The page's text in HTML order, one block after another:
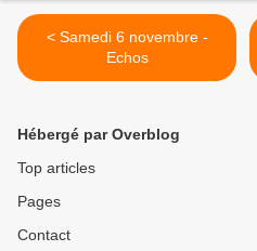
< Samedi 6 novembre -
Echos
Hébergé par Overblog
Top articles
Pages
Contact